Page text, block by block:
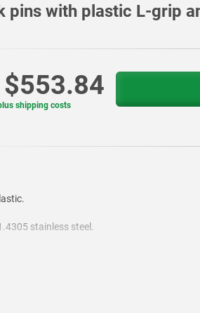
pins with plastic L-grip
$553.84
shipping costs
stainless steel.